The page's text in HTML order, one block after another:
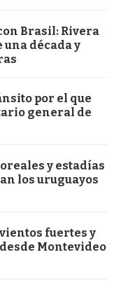
Brasil: Rivera
década y
por el que
general de
y estadías
los uruguayos
fuertes y
Montevideo